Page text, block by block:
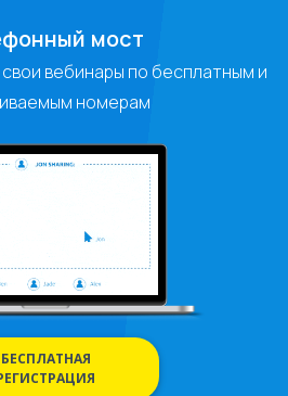
мост
вебинары по бесплатным и
номерам
БЕСПЛАТНАЯ